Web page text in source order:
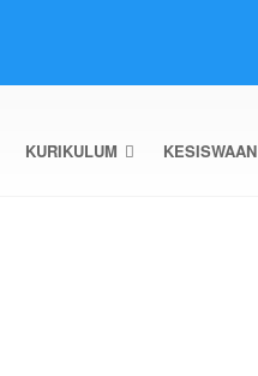
KURIKULUM KESISWAAN